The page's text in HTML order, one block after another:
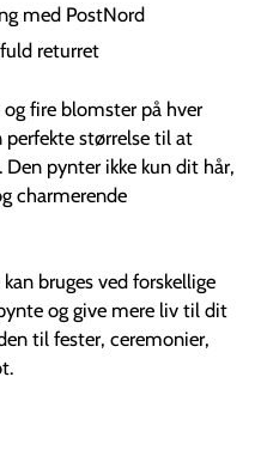
med PostNord
returret
fire blomster på hver
perfekte størrelse til at
pynter ikke kun dit hår,
charmerende
bruges ved forskellige
og give mere liv til dit
til fester, ceremonier,